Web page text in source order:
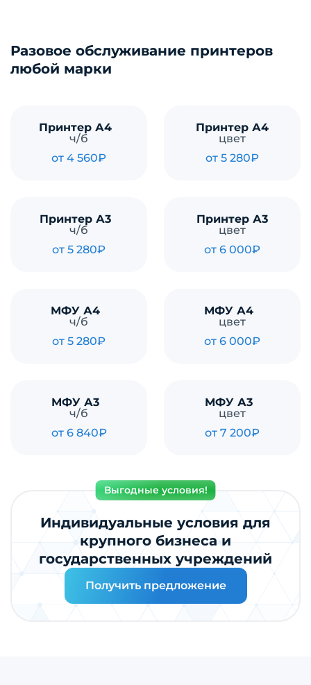
Разовое обслуживание принтеров
любой марки
Принтер А4
ч/б
от 4 560₽
Принтер А4
цвет
от 5 280₽
Принтер А3
ч/б
от 5 280₽
Принтер А3
цвет
от 6 000₽
МФУ А4
ч/б
от 5 280₽
МФУ А4
цвет
от 6 000₽
МФУ А3
ч/б
от 6 840₽
МФУ А3
цвет
от 7 200₽
Выгодные условия!
Индивидуальные условия для
крупного бизнеса и
государственных учреждений
Получить предложение